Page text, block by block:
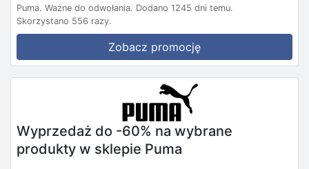
Puma. Ważne do odwołania. Dodano 1245 dni temu.
Skorzystano 556 razy.
Zobacz promocję
Wyprzedaż do -60% na wybrane
produkty w sklepie Puma